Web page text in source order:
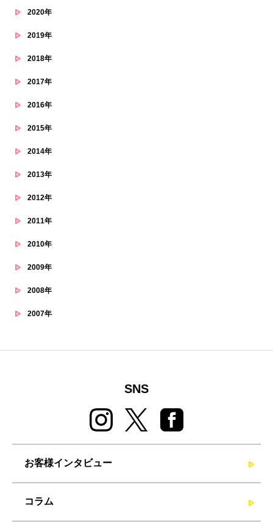
2020年
2019年
2018年
2017年
2016年
2015年
2014年
2013年
2012年
2011年
2010年
2009年
2008年
2007年
SNS
お客様インタビュー
コラム